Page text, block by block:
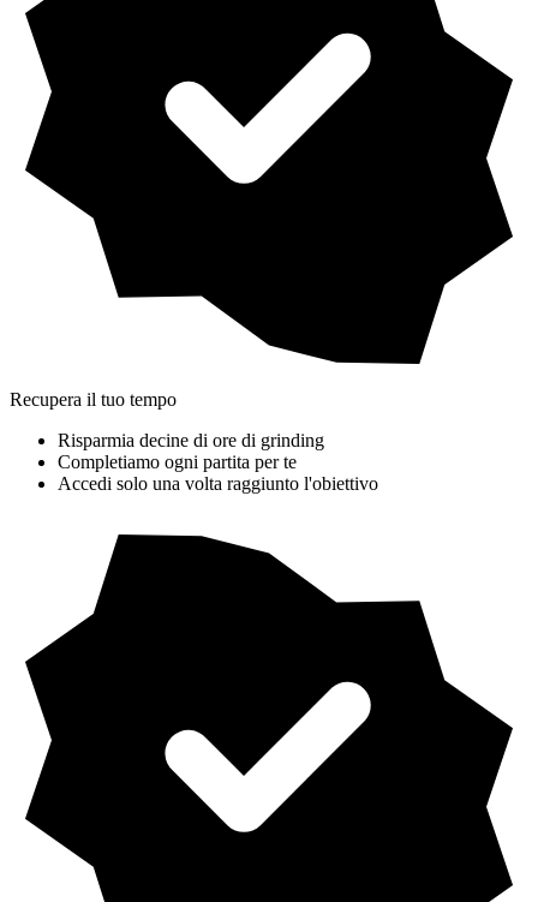
Recupera il tuo tempo
Risparmia decine di ore di grinding
Completiamo ogni partita per te
Accedi solo una volta raggiunto l'obiettivo